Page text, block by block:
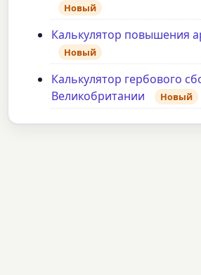
Новый
Калькулятор повышения
Новый
Калькулятор гербового
Великобритании
Новый